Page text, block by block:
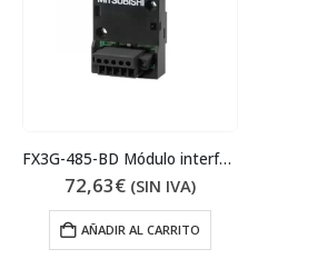
FX3G-485-BD Módulo interfaz RS485
72,63€ (SIN IVA)
AÑADIR AL CARRITO